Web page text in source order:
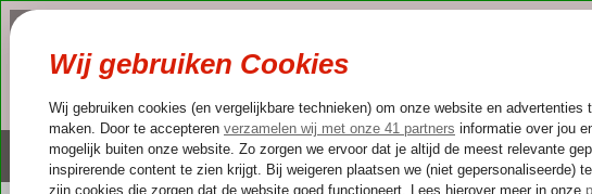
NAZOMER LAST MINUTES ZOMER 2026